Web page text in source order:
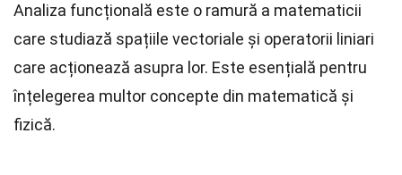
Analiza funcțională este o ramură a matematicii
care studiază spațiile vectoriale și operatorii liniari
care acționează asupra lor. Este esențială pentru
înțelegerea multor concepte din matematică și
fizică.